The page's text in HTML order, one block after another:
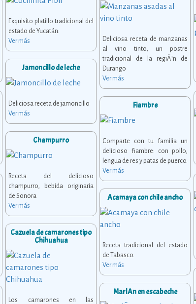
Deliciosa receta de manzanas
al vino tinto, un postre
tradicional de la regiÃ³n de
Durango
Ver más
Exquisito platillo tradicional del
estado de Yucatán.
Ver más
Jamoncillo de leche
Deliciosa receta de jamoncillo
Ver más
Fiambre
Comparte con tu familia un
delicioso fiambre: con pollo,
lengua de res y patas de puerco.
Ver más
Champurro
Receta del delicioso
champurro, bebida originaria
de Sonora
Ver más
Acamaya con chile ancho
Receta tradicional del estado
de Tabasco.
Ver más
Cazuela de camarones tipo
Chihuahua
Los camarones en las
MarlÃ­n en escabeche